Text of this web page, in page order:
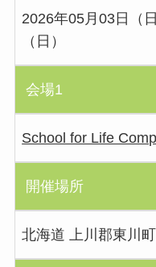
2026年05月03日（
（日）
会場1
School for Life
開催場所
北海道 上川郡東川